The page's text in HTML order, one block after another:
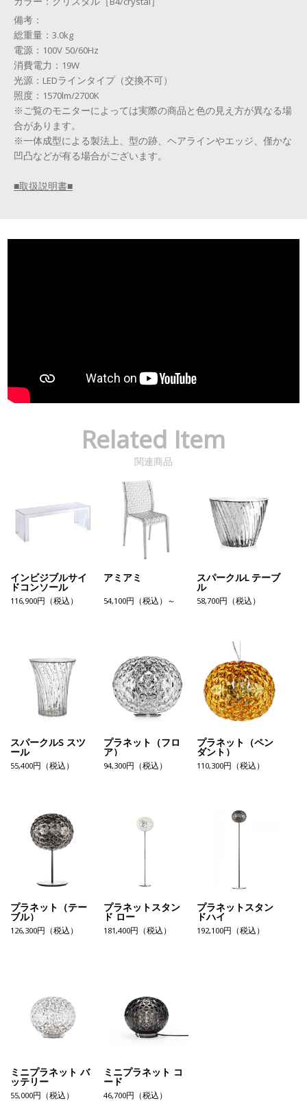
備考：
総重量：3.0kg
電源：100V 50/60Hz
消費電力：19W
光源：LEDラインタイプ（交換不可）
照度：1570lm/2700K
※ご覧のモニターによっては実際の商品と色の見え方が異なる場
合があります。
※一体成型による製法上、型の跡、ヘアラインやエッジ、僅かな
凹凸などが有る場合がございます。
■取扱説明書■
Related Item
関連商品
インビジブルサイ
ドコンソール
116,900円（税込）
アミアミ
54,100円（税込）～
スパークルL テーブ
ル
58,700円（税込）
スパークルS スツ
ール
55,400円（税込）
プラネット（フロ
ア）
94,300円（税込）
プラネット（ペン
ダント）
110,300円（税込）
プラネット（テー
ブル）
126,300円（税込）
プラネットスタン
ド ロー
181,400円（税込）
プラネットスタン
ドハイ
192,100円（税込）
ミニプラネット バ
ッテリー
55,000円（税込）
ミニプラネット コ
ード
46,700円（税込）